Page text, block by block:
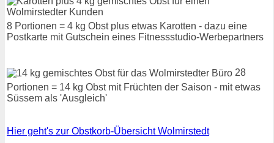
8 Portionen = 4 kg Obst plus etwas Karotten - dazu eine
Postkarte mit Gutschein eines Fitnessstudio-Werbepartners
28
Portionen = 14 kg Obst mit Früchten der Saison - mit etwas
Süssem als 'Ausgleich'
Hier geht's zur Obstkorb-Übersicht Wolmirstedt